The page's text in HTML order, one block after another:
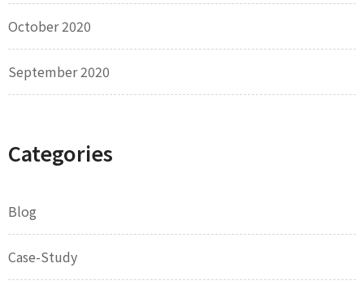
October 2020
September 2020
Categories
Blog
Case-Study